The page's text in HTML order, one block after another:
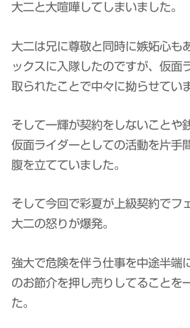
大二と大喧嘩してしまいました。
大二は兄に尊敬と同時に嫉妬心も
ックスに入隊したのですが、仮面
取られたことで中々に拗らせてい
そして一輝が契約をしないことや
仮面ライダーとしての活動を片手
腹を立てていました。
そして今回で彩夏が上級契約でフ
大二の怒りが爆発。
強大で危険を伴う仕事を中途半端
のお節介を押し売りしてることを
た。